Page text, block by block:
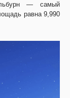
— самый
равна 9,990